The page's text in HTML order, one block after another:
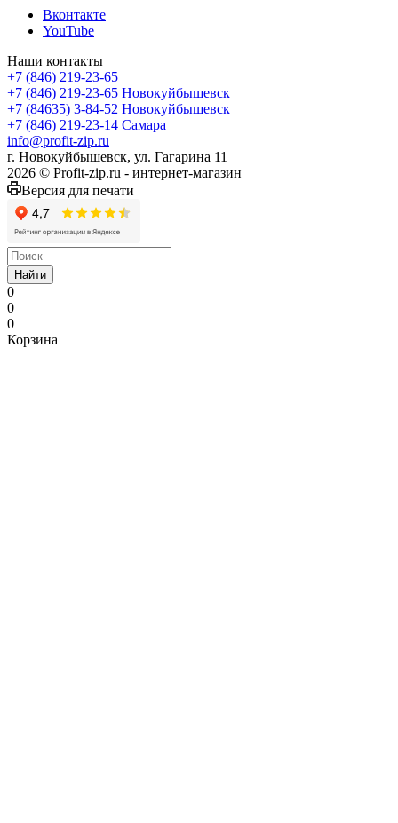
Вконтакте
YouTube
Наши контакты
+7 (846) 219-23-65
+7 (846) 219-23-65 Новокуйбышевск
+7 (84635) 3-84-52 Новокуйбышевск
+7 (846) 219-23-14 Самара
info@profit-zip.ru
г. Новокуйбышевск, ул. Гагарина 11
2026 © Profit-zip.ru - интернет-магазин
Версия для печати
Найти
0
0
0
Корзина